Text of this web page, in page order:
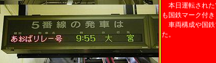
本日運転された
も国鉄マーク付き
車両構成や国鉄
た。